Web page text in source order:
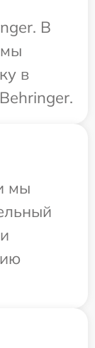
В
в
мы